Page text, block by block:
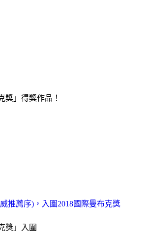
獎」得獎作品！
推薦序)，入圍2018國際曼布克獎
獎」入圍